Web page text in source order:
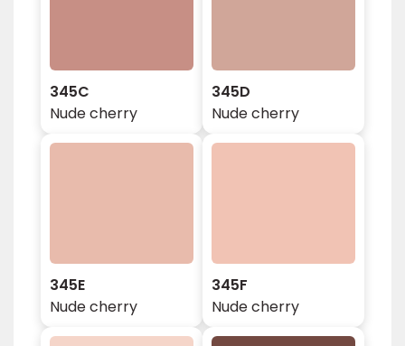
345C
Nude cherry
345D
Nude cherry
345E
Nude cherry
345F
Nude cherry